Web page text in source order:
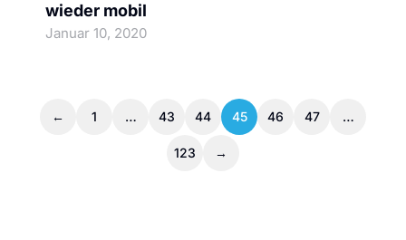
Prinzengarde
wieder mobil
Januar 10, 2020
← 1 … 43 44 45 46 47 …
123 →